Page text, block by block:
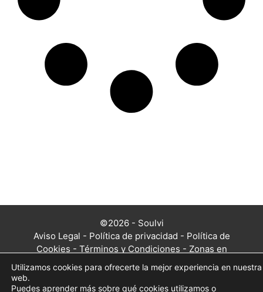
©2026 - Soulvi
Aviso Legal - Política de privacidad - Política de
Cookies - Términos y Condiciones - Zonas en
las que trabajamos
Utilizamos cookies para ofrecerte la mejor experiencia en nuestra
web.
Puedes aprender más sobre qué cookies utilizamos o